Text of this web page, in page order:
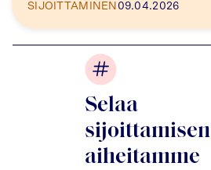
SIJOITTAMINEN 09.04.2026
Selaa
sijoittamisen
aiheitamme